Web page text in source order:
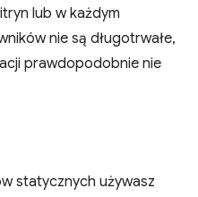
lub w każdym
nie są długotrwałe,
prawdopodobnie nie
statycznych używasz